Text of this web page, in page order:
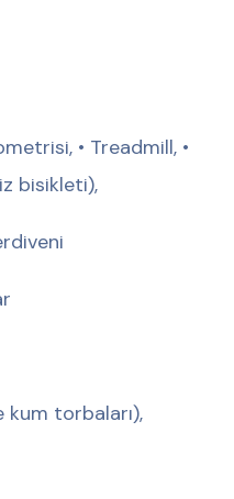
• Treadmill, •
bisikleti),
kum torbaları),